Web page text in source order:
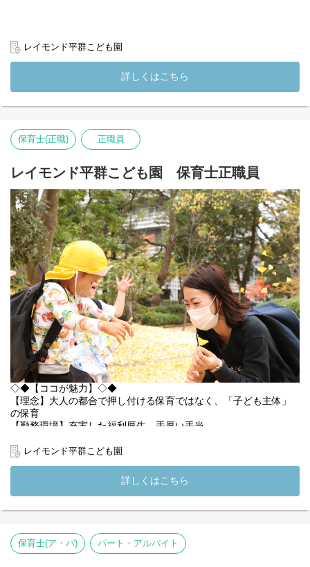
レイモンド平群こども園
詳しくはこちら
保育士(正職) 正職員
レイモンド平群こども園 保育士正職員
◇◆【ココが魅力】◇◆
【理念】大人の都合で押し付ける保育ではなく、「子ども主体」
の保育
【勤務環境】充実した福利厚生、手厚い手当
ちの関わり
*:.,.:*幼保連携型認定こども園*:.,.:*
ーーーーーーーーーー
令和6年4月に開園した「レイモンド平群こども園」。
自然豊かな環境でありながらも、通勤アクセス抜群の好立地◎
広く、設備も整った新しい施設で、子どもたちを毎日お出迎えし
レイモンド平群こども園
詳しくはこちら
保育士(ア・パ) パート・アルバイト